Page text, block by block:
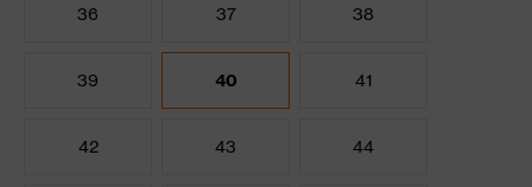
36 37 38
39 40 41
42 43 44